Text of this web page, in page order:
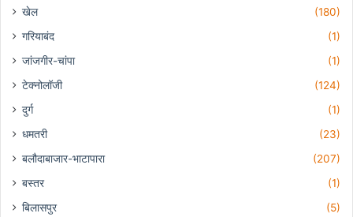
खेल
(180)
गरियाबंद
(1)
जांजगीर-चांपा
(1)
टेक्नोलॉजी
(124)
दुर्ग
(1)
धमतरी
(23)
बलौदाबाजार-भाटापारा
(207)
बस्तर
(1)
बिलासपुर
(5)